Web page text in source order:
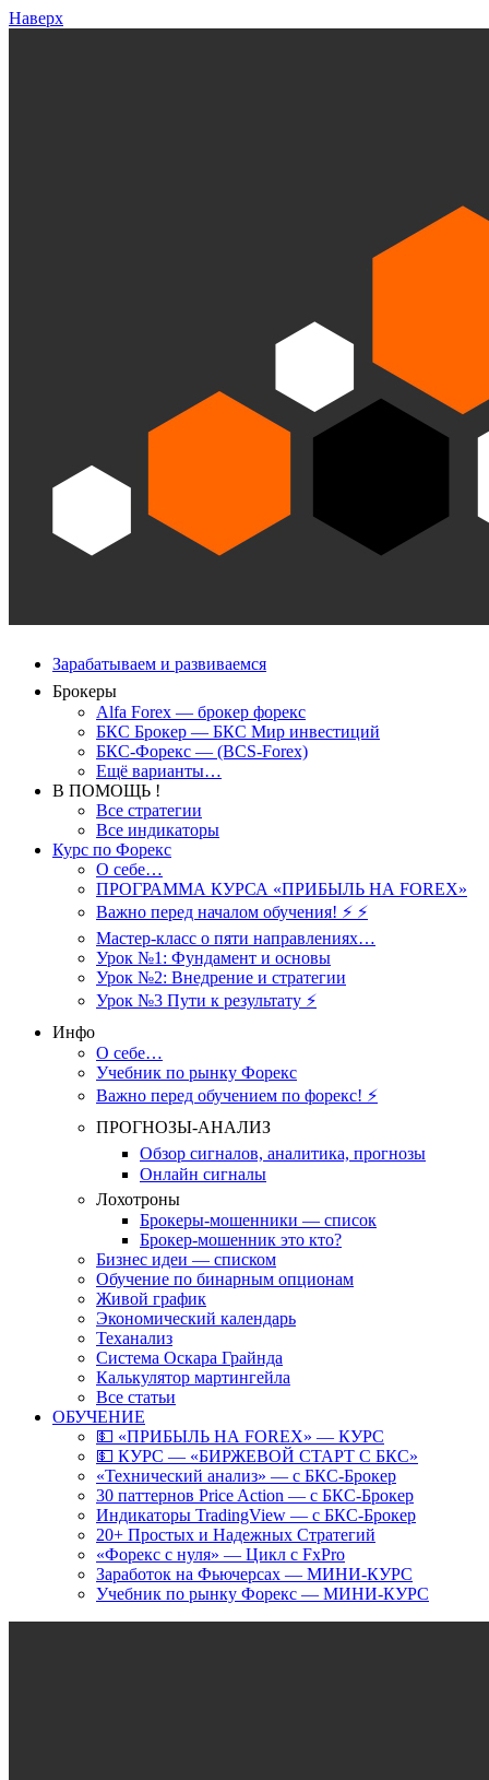
Наверх
Зарабатываем и развиваемся
Брокеры
Alfa Forex — брокер форекс
БКС Брокер — БКС Мир инвестиций
БКС-Форекс — (BCS-Forex)
Ещё варианты…
В ПОМОЩЬ !
Все стратегии
Все индикаторы
Курс по Форекс
О себе…
ПРОГРАММА КУРСА «ПРИБЫЛЬ НА FOREX»
Важно перед началом обучения! ⚡ ⚡
Мастер-класс о пяти направлениях…
Урок №1: Фундамент и основы
Урок №2: Внедрение и стратегии
Урок №3 Пути к результату ⚡️
Инфо
О себе…
Учебник по рынку Форекс
Важно перед обучением по форекс! ⚡
ПРОГНОЗЫ-АНАЛИЗ
Обзор сигналов, аналитика, прогнозы
Онлайн сигналы
Лохотроны
Брокеры-мошенники — список
Брокер-мошенник это кто?
Бизнес идеи — списком
Обучение по бинарным опционам
Живой график
Экономический календарь
Теханализ
Система Оскара Грайнда
Калькулятор мартингейла
Все статьи
ОБУЧЕНИЕ
💵 «ПРИБЫЛЬ НА FOREX» — КУРС
💵 КУРС — «БИРЖЕВОЙ СТАРТ С БКС»
«Технический анализ» — с БКС-Брокер
30 паттернов Price Action — с БКС-Брокер
Индикаторы TradingView — с БКС-Брокер
20+ Простых и Надежных Стратегий
«Форекс с нуля» — Цикл с FxPro
Заработок на Фьючерсах — МИНИ-КУРС
Учебник по рынку Форекс — МИНИ-КУРС